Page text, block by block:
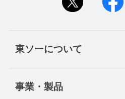
東ソーについて
事業・製品